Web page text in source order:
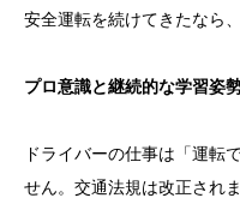
安全運転を続けてきたなら
プロ意識と継続的な学習姿
ドライバーの仕事は「運転
せん。交通法規は改正され